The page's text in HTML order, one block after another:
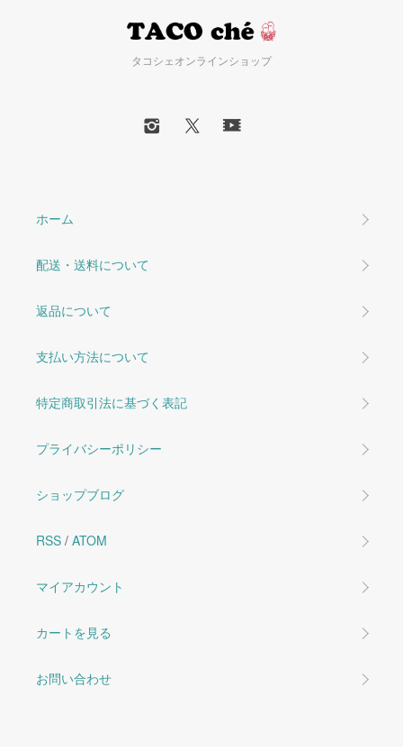
タコシェオンラインショップ
ホーム
配送・送料について
返品について
支払い方法について
特定商取引法に基づく表記
プライバシーポリシー
ショップブログ
RSS / ATOM
マイアカウント
カートを見る
お問い合わせ